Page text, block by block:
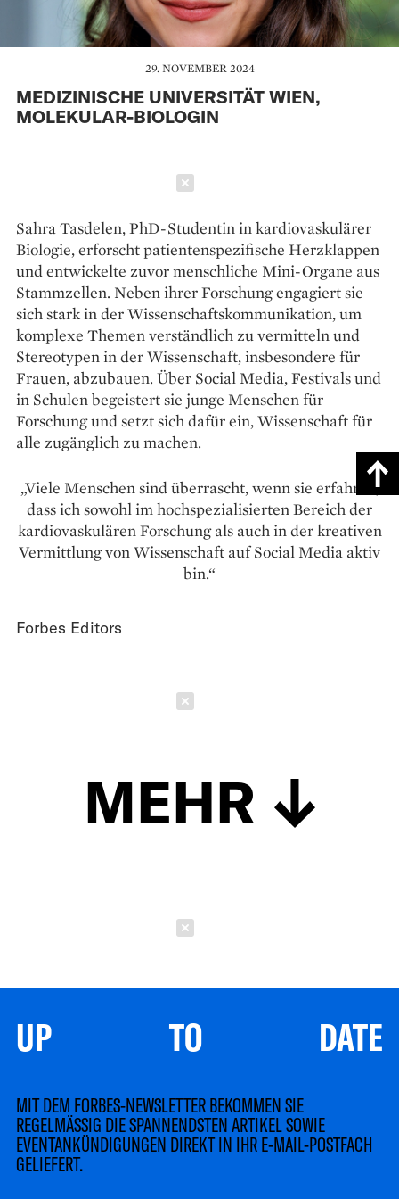
29. NOVEMBER 2024
MEDIZINISCHE UNIVERSITÄT WIEN,
MOLEKULAR-BIOLOGIN
Sahra Tasdelen, PhD-Studentin in kardiovaskulärer
Biologie, erforscht patientenspezifische Herzklappen
und entwickelte zuvor menschliche Mini-Organe aus
Stammzellen. Neben ihrer Forschung engagiert sie
sich stark in der Wissenschaftskommunikation, um
komplexe Themen verständlich zu vermitteln und
Stereotypen in der Wissenschaft, insbesondere für
Frauen, abzubauen. Über Social Media, Festivals und
in Schulen begeistert sie junge Menschen für
Forschung und setzt sich dafür ein, Wissenschaft für
alle zugänglich zu machen.
„Viele Menschen sind überrascht, wenn sie erfahren,
dass ich sowohl im hochspezialisierten Bereich der
kardiovaskulären Forschung als auch in der kreativen
Vermittlung von Wissenschaft auf Social Media aktiv
bin.“
Forbes Editors
MEHR
UP TO DATE
MIT DEM FORBES-NEWSLETTER BEKOMMEN SIE
REGELMÄSSIG DIE SPANNENDSTEN ARTIKEL SOWIE
EVENTANKÜNDIGUNGEN DIREKT IN IHR E-MAIL-POSTFACH
GELIEFERT.